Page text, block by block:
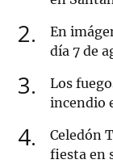
2
En
día 7 de
3
Los
incendio
4
Celedón
fiesta en